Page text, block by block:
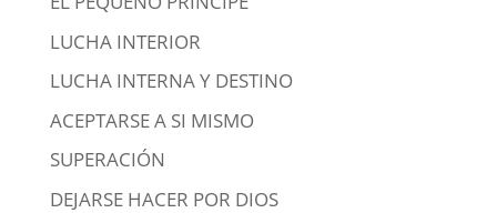
LUCHA INTERIOR
LUCHA INTERNA Y DESTINO
ACEPTARSE A SI MISMO
SUPERACIÓN
DEJARSE HACER POR DIOS